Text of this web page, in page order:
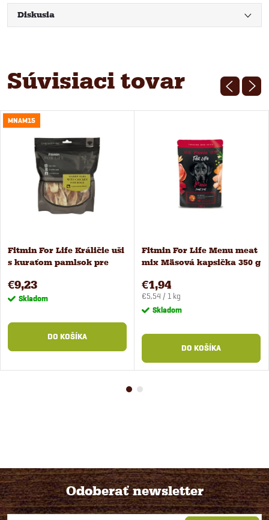
Diskusia
Súvisiaci tovar
MNAM15
Fitmin For Life Králičie uši
s kuraťom pamlsok pre
€9,23
Skladom
DO KOŠÍKA
Fitmin For Life Menu meat
mix Mäsová kapsička 350 g
€1,94
Jednotková
cena:
€5,54 / 1 kg
Skladom
DO KOŠÍKA
Odoberať newsletter